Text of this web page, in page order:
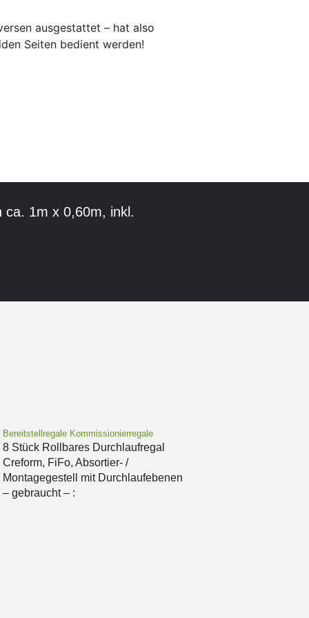
ausgestattet – hat also
Seiten bedient werden!
ca. 1m x 0,60m, inkl.
Bereitstellregale Kommissionierregale
8 Stück Rollbares Durchlaufregal
Creform, FiFo, Absortier- /
Montagegestell mit Durchlaufebenen
– gebraucht – :